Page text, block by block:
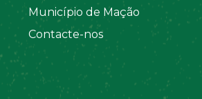
Município de Mação
Contacte-nos